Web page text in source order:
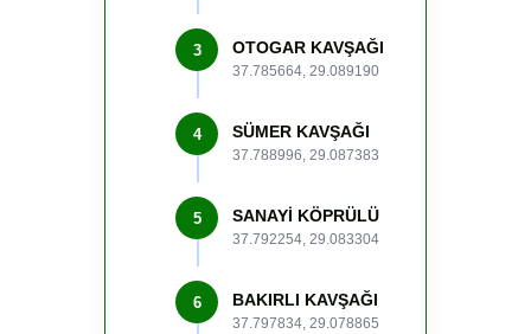
3 OTOGAR KAVŞAĞI
37.785664, 29.089190
4 SÜMER KAVŞAĞI
37.788996, 29.087383
5 SANAYİ KÖPRÜLÜ
37.792254, 29.083304
6 BAKIRLI KAVŞAĞI
37.797834, 29.078865